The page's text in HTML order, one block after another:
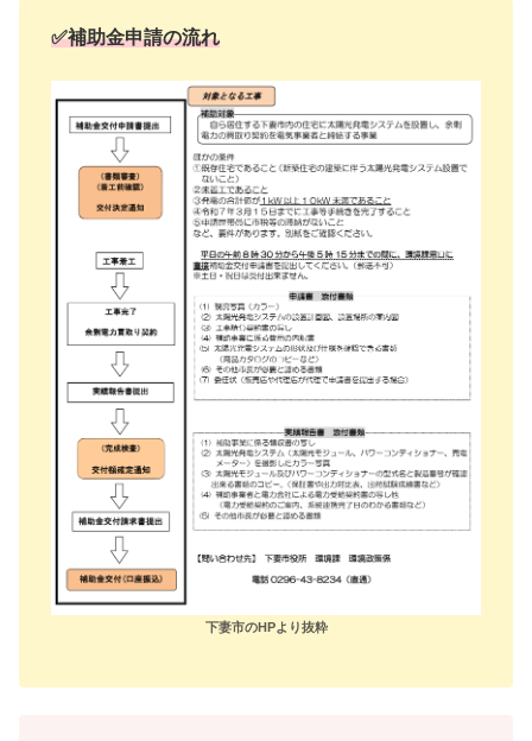
✅補助金申請の流れ
下妻市のHPより抜粋